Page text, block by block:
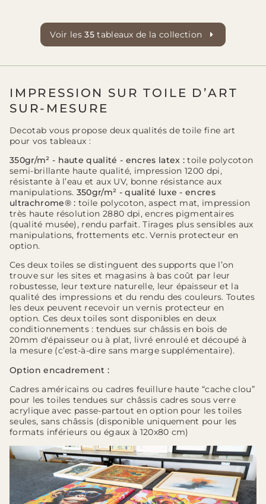
Voir les35tableaux de la collection
IMPRESSION SUR TOILE D’ART
SUR-MESURE
Decotab vous propose deux qualités de toile fine art
pour vos tableaux :
350gr/m² - haute qualité - encres latex : toile polycoton
semi-brillante haute qualité, impression 1200 dpi,
résistante à l’eau et aux UV, bonne résistance aux
manipulations. 350gr/m² - qualité luxe - encres
ultrachrome® : toile polycoton, aspect mat, impression
très haute résolution 2880 dpi, encres pigmentaires
(qualité musée), rendu parfait. Tirages plus sensibles aux
manipulations, frottements etc. Vernis protecteur en
option.
Ces deux toiles se distinguent des supports que l’on
trouve sur les sites et magasins à bas coût par leur
robustesse, leur texture naturelle, leur épaisseur et la
qualité des impressions et du rendu des couleurs. Toutes
les deux peuvent recevoir un vernis protecteur en
option. Ces deux toiles sont disponibles en deux
conditionnements : tendues sur châssis en bois de
20mm d'épaisseur ou à plat, livré enroulé et découpé à
la mesure (c’est-à-dire sans marge supplémentaire).
Option encadrement :
Cadres américains ou cadres feuillure haute “cache clou”
pour les toiles tendues sur châssis cadres sous verre
acrylique avec passe-partout en option pour les toiles
seules, sans châssis (disponible uniquement pour les
formats inférieurs ou égaux à 120x80 cm)